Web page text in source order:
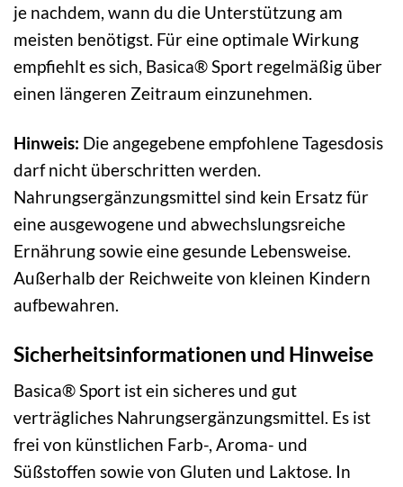
je nachdem, wann du die Unterstützung am
meisten benötigst. Für eine optimale Wirkung
empfiehlt es sich, Basica® Sport regelmäßig über
einen längeren Zeitraum einzunehmen.
Hinweis: Die angegebene empfohlene Tagesdosis
darf nicht überschritten werden.
Nahrungsergänzungsmittel sind kein Ersatz für
eine ausgewogene und abwechslungsreiche
Ernährung sowie eine gesunde Lebensweise.
Außerhalb der Reichweite von kleinen Kindern
aufbewahren.
Sicherheitsinformationen und Hinweise
Basica® Sport ist ein sicheres und gut
verträgliches Nahrungsergänzungsmittel. Es ist
frei von künstlichen Farb-, Aroma- und
Süßstoffen sowie von Gluten und Laktose. In